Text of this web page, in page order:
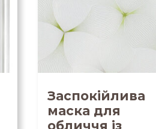
Заспокійлива
маска для
обличчя із